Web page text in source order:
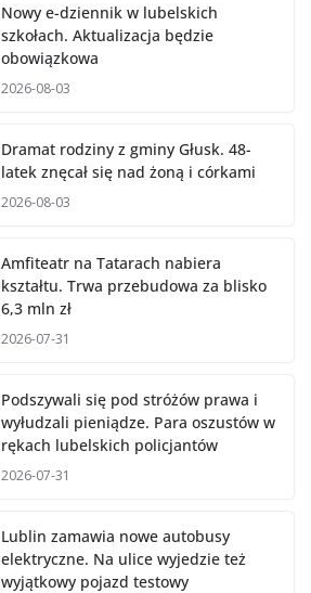
Nowy e-dziennik w lubelskich
szkołach. Aktualizacja będzie
obowiązkowa
2026-08-03
Dramat rodziny z gminy Głusk. 48-
latek znęcał się nad żoną i córkami
2026-08-03
Amfiteatr na Tatarach nabiera
kształtu. Trwa przebudowa za blisko
6,3 mln zł
2026-07-31
Podszywali się pod stróżów prawa i
wyłudzali pieniądze. Para oszustów w
rękach lubelskich policjantów
2026-07-31
Lublin zamawia nowe autobusy
elektryczne. Na ulice wyjedzie też
wyjątkowy pojazd testowy